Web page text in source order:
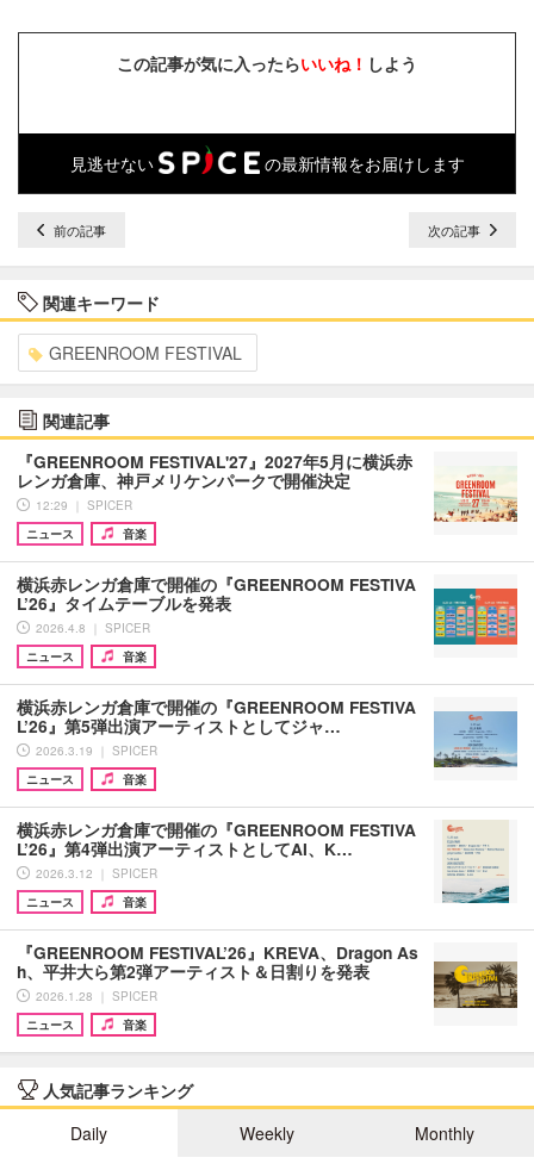
この記事が気に入ったらいいね！ しよう
見逃せない の最新情報をお届けします
前の記事 次の記事
関連キーワード
GREENROOM FESTIVAL
関連記事
『GREENROOM FESTIVAL'27』2027年5月に横浜赤
レンガ倉庫、神戸メリケンパークで開催決定
12:29 ｜ SPICER
ニュース
音楽
横浜赤レンガ倉庫で開催の『GREENROOM FESTIVA
L’26』タイムテーブルを発表
2026.4.8 ｜ SPICER
ニュース
音楽
横浜赤レンガ倉庫で開催の『GREENROOM FESTIVA
L’26』第5弾出演アーティストとしてジャ…
2026.3.19 ｜ SPICER
ニュース
音楽
横浜赤レンガ倉庫で開催の『GREENROOM FESTIVA
L’26』第4弾出演アーティストとしてAI、K…
2026.3.12 ｜ SPICER
ニュース
音楽
『GREENROOM FESTIVAL’26』KREVA、Dragon As
h、平井大ら第2弾アーティスト＆日割りを発表
2026.1.28 ｜ SPICER
ニュース
音楽
人気記事ランキング
Daily
Weekly Monthly